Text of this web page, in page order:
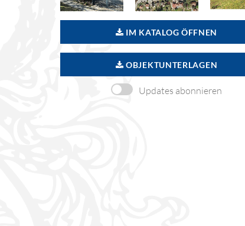
IM KATALOG ÖFFNEN
OBJEKTUNTERLAGEN
Updates abonnieren